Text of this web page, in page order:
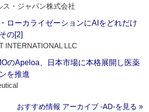
ス・ジャパン株式会社
ローカライゼーションにAIをどれだけ
の[2]
INTERNATIONAL LLC
のApeloa、日本市場に本格展開し医薬
を推進
おすすめ情報 アーカイブ ‐AD‐を見る »